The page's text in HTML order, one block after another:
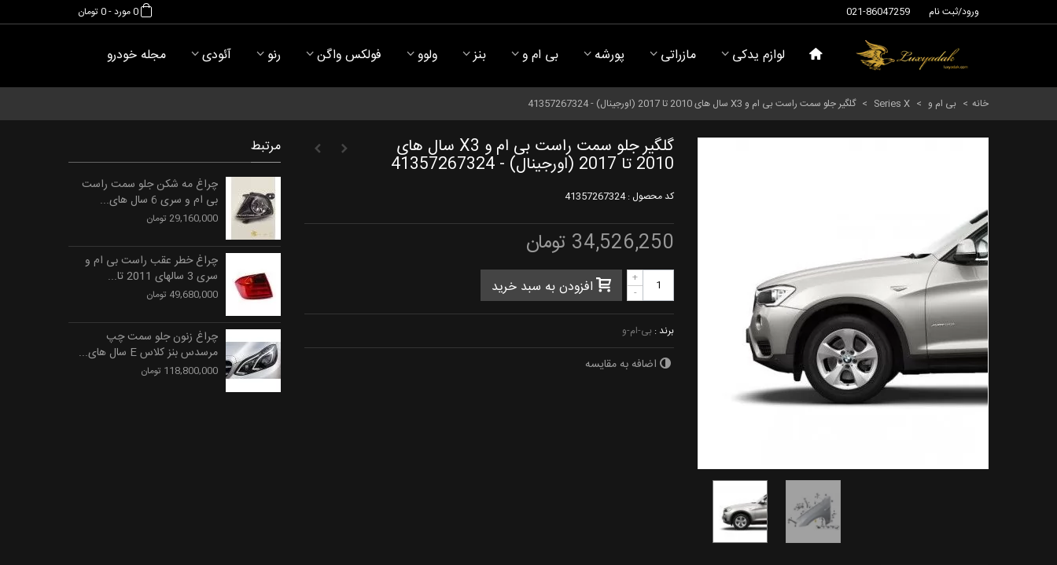
021-86047259 ورود/ثبت نام 0مورد-0 تومان
لوازم یدکی مازراتی پورشه بی ام و بنز ولوو فولکس واگن رنو آئودی مجله خودرو
خانه > بی ام و >
Series X
> گلگیر جلو سمت راست بی ام و X3 سال های 2010 تا 2017 (اورجینال) - 41357267324
گلگیر جلو سمت راست بی ام و X3 سال های
2010 تا 2017 (اورجینال) - 41357267324
کد محصول :41357267324
34,526,250 تومان
-
+ افزودن به سبد خرید
برند : بی-ام-و
اضافه به مقایسه
مرتبط
چراغ مه شکن جلو سمت راست
بی ام و سری 6 سال های...
29,160,000 تومان
چراغ خطر عقب راست بی ام و
سری 3 سالهای 2011 تا...
49,680,000 تومان
چراغ زنون جلو سمت چپ
مرسدس بنز کلاس E سال های...
118,800,000 تومان